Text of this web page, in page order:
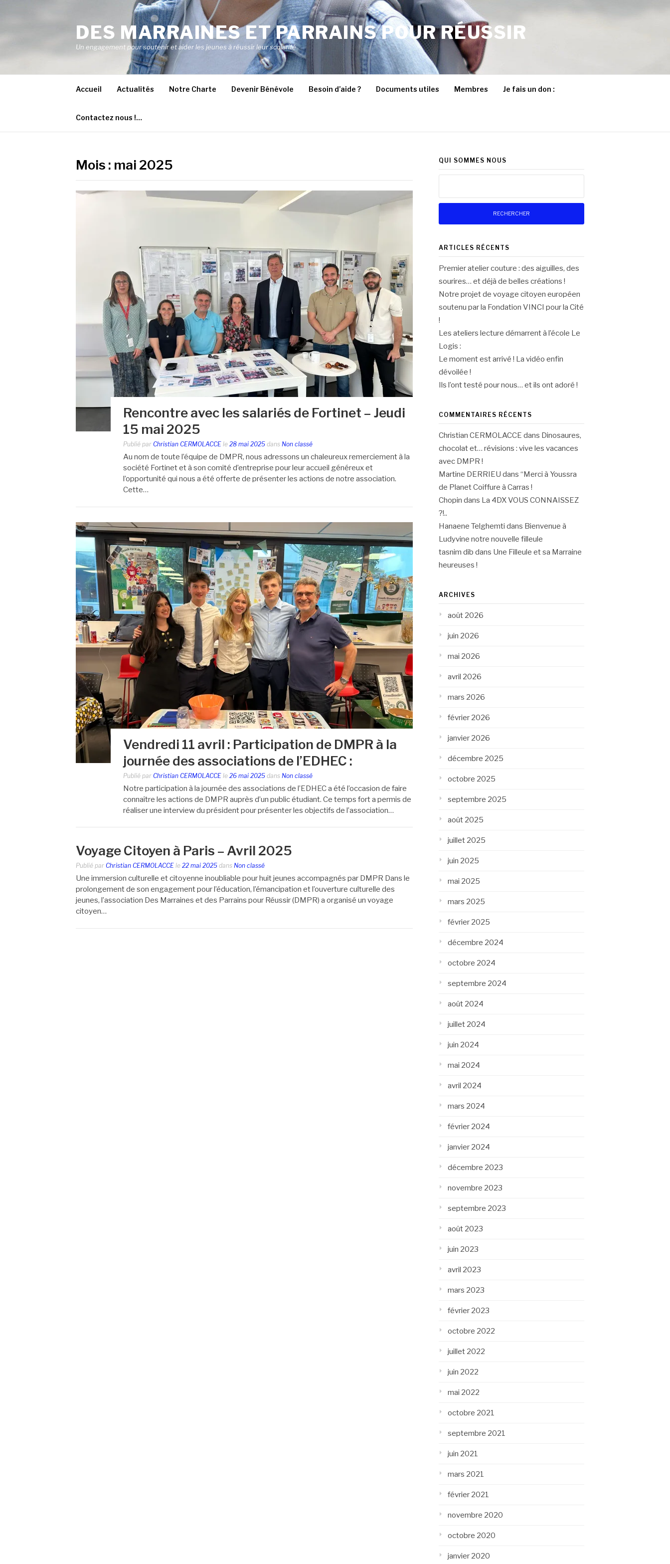
DES MARRAINES ET PARRAINS POUR RÉUSSIR
Un engagement pour soutenir et aider les jeunes à réussir leur scolarité
Accueil Actualités Notre Charte Devenir Bénévole Besoin d’aide ? Documents utiles Membres Je fais un don :
Contactez nous !…
Mois : mai 2025
Rencontre avec les salariés de Fortinet – Jeudi
15 mai 2025
Publié par Christian CERMOLACCE le 28 mai 2025 dans Non classé
Au nom de toute l’équipe de DMPR, nous adressons un chaleureux remerciement à la
société Fortinet et à son comité d’entreprise pour leur accueil généreux et
l’opportunité qui nous a été offerte de présenter les actions de notre association.
Cette…
Vendredi 11 avril : Participation de DMPR à la
journée des associations de l’EDHEC :
Publié par Christian CERMOLACCE le 26 mai 2025 dans Non classé
Notre participation à la journée des associations de l’EDHEC a été l’occasion de faire
connaître les actions de DMPR auprès d’un public étudiant. Ce temps fort a permis de
réaliser une interview du président pour présenter les objectifs de l’association…
Voyage Citoyen à Paris – Avril 2025
Publié par Christian CERMOLACCE le 22 mai 2025 dans Non classé
Une immersion culturelle et citoyenne inoubliable pour huit jeunes accompagnés par DMPR Dans le
prolongement de son engagement pour l’éducation, l’émancipation et l’ouverture culturelle des
jeunes, l’association Des Marraines et des Parrains pour Réussir (DMPR) a organisé un voyage
citoyen…
QUI SOMMES NOUS
ARTICLES RÉCENTS
Premier atelier couture : des aiguilles, des
sourires… et déjà de belles créations !
Notre projet de voyage citoyen européen
soutenu par la Fondation VINCI pour la Cité
!
Les ateliers lecture démarrent à l’école Le
Logis :
Le moment est arrivé ! La vidéo enfin
dévoilée !
Ils l’ont testé pour nous… et ils ont adoré !
COMMENTAIRES RÉCENTS
Christian CERMOLACCE dans Dinosaures,
chocolat et… révisions : vive les vacances
avec DMPR !
Martine DERRIEU dans “Merci à Youssra
de Planet Coiffure à Carras !
Chopin dans La 4DX VOUS CONNAISSEZ
?!..
Hanaene Telghemti dans Bienvenue à
Ludyvine notre nouvelle filleule
tasnim dib dans Une Filleule et sa Marraine
heureuses !
ARCHIVES
août 2026
juin 2026
mai 2026
avril 2026
mars 2026
février 2026
janvier 2026
décembre 2025
octobre 2025
septembre 2025
août 2025
juillet 2025
juin 2025
mai 2025
mars 2025
février 2025
décembre 2024
octobre 2024
septembre 2024
août 2024
juillet 2024
juin 2024
mai 2024
avril 2024
mars 2024
février 2024
janvier 2024
décembre 2023
novembre 2023
septembre 2023
août 2023
juin 2023
avril 2023
mars 2023
février 2023
octobre 2022
juillet 2022
juin 2022
mai 2022
octobre 2021
septembre 2021
juin 2021
mars 2021
février 2021
novembre 2020
octobre 2020
janvier 2020